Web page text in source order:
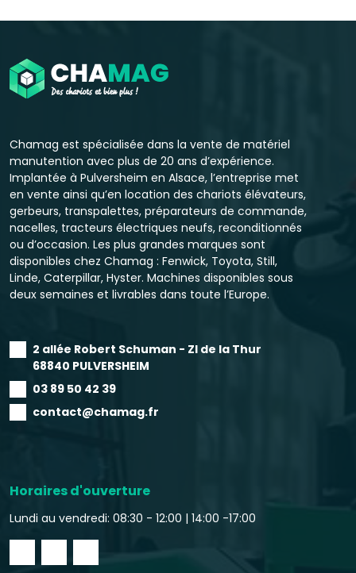
Chamag est spécialisée dans la vente de matériel
manutention avec plus de 20 ans d’expérience.
Implantée à Pulversheim en Alsace, l’entreprise met
en vente ainsi qu’en location des chariots élévateurs,
gerbeurs, transpalettes, préparateurs de commande,
nacelles, tracteurs électriques neufs, reconditionnés
ou d’occasion. Les plus grandes marques sont
disponibles chez Chamag : Fenwick, Toyota, Still,
Linde, Caterpillar, Hyster. Machines disponibles sous
deux semaines et livrables dans toute l’Europe.
2 allée Robert Schuman - ZI de la Thur
68840 PULVERSHEIM
03 89 50 42 39
contact@chamag.fr
Horaires d'ouverture
Lundi au vendredi: 08:30 - 12:00 | 14:00 -17:00